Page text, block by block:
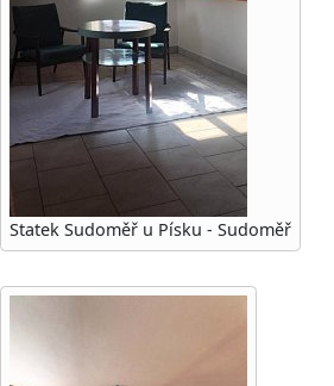
Statek Sudoměř u Písku - Sudoměř